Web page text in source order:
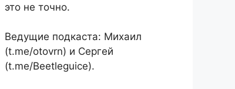
это не точно.
Ведущие подкаста: Михаил
(t.me/otovrn) и Сергей
(t.me/Beetleguice).